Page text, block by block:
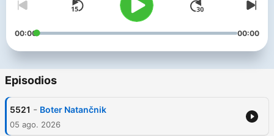
00:00 00:00
Episodios
5521 - Boter Natančnik
05 ago. 2026